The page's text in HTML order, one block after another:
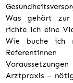
Was gehört zur
richte ich eine
Wie buche ich
Arztpraxis –